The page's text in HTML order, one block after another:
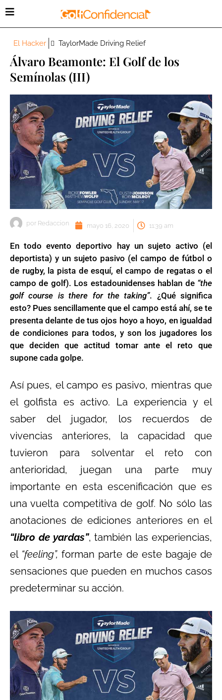
El Hacker TaylorMade Driving Relief
Álvaro Beamonte: El Golf de los
Semínolas (III)
por Redaccion mayo 16, 2020 11:39 am
En todo evento deportivo hay un sujeto activo (el
deportista) y un sujeto pasivo (el campo de fútbol o
de rugby, la pista de esquí, el campo de regatas o el
campo de golf). Los estadounidenses hablan de “the
golf course is there for the taking”. ¿Qué significa
esto? Pues sencillamente que el campo está ahí, se te
presenta delante de tus ojos hoyo a hoyo, en igualdad
de condiciones para todos, y son los jugadores los
que deciden que actitud tomar ante el reto que
supone cada golpe.
Así pues, el campo es pasivo, mientras que
el golfista es activo. La experiencia y el
saber del jugador, los recuerdos de
vivencias anteriores, la capacidad que
tuvieron para solventar el reto con
anterioridad, juegan una parte muy
importante en esta escenificación que es
una vuelta competitiva de golf. No sólo las
anotaciones de ediciones anteriores en el
“libro de yardas”, también las experiencias,
el “feeling”, forman parte de este bagaje de
sensaciones que pueden en muchos casos
predeterminar su acción.